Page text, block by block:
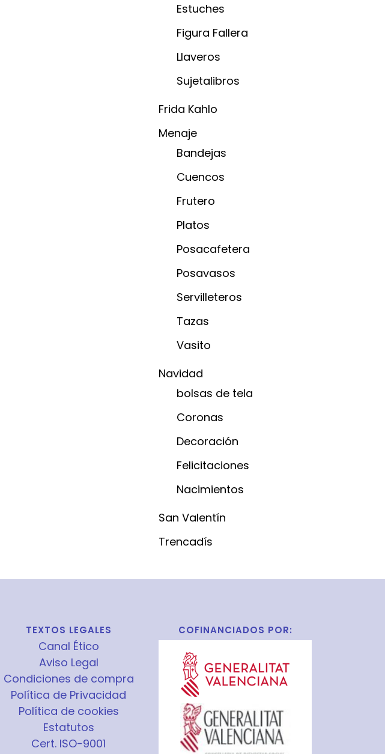
Estuches
Figura Fallera
Llaveros
Sujetalibros
Frida Kahlo
Menaje
Bandejas
Cuencos
Frutero
Platos
Posacafetera
Posavasos
Servilleteros
Tazas
Vasito
Navidad
bolsas de tela
Coronas
Decoración
Felicitaciones
Nacimientos
San Valentín
Trencadís
TEXTOS LEGALES
Canal Ético
Aviso Legal
Condiciones de compra
Política de Privacidad
Política de cookies
Estatutos
Cert. ISO-9001
COFINANCIADOS POR: